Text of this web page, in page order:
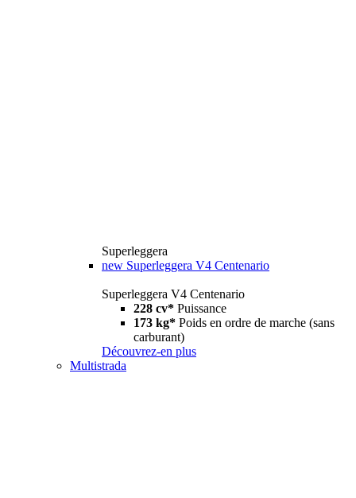
Superleggera
new Superleggera V4 Centenario
Superleggera V4 Centenario
228 cv* Puissance
173 kg* Poids en ordre de marche (sans
carburant)
Découvrez-en plus
Multistrada